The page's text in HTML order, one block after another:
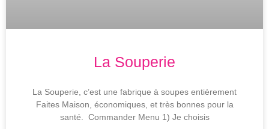
La Souperie
La Souperie, c’est une fabrique à soupes entièrement
Faites Maison, économiques, et très bonnes pour la
santé. Commander Menu 1) Je choisis